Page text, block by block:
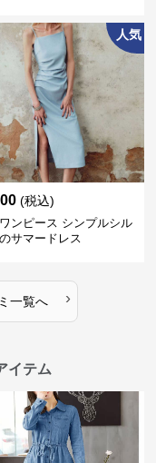
人気
(税込)
ンピース シンプルシル
サマードレス
一覧へ ›
イテム